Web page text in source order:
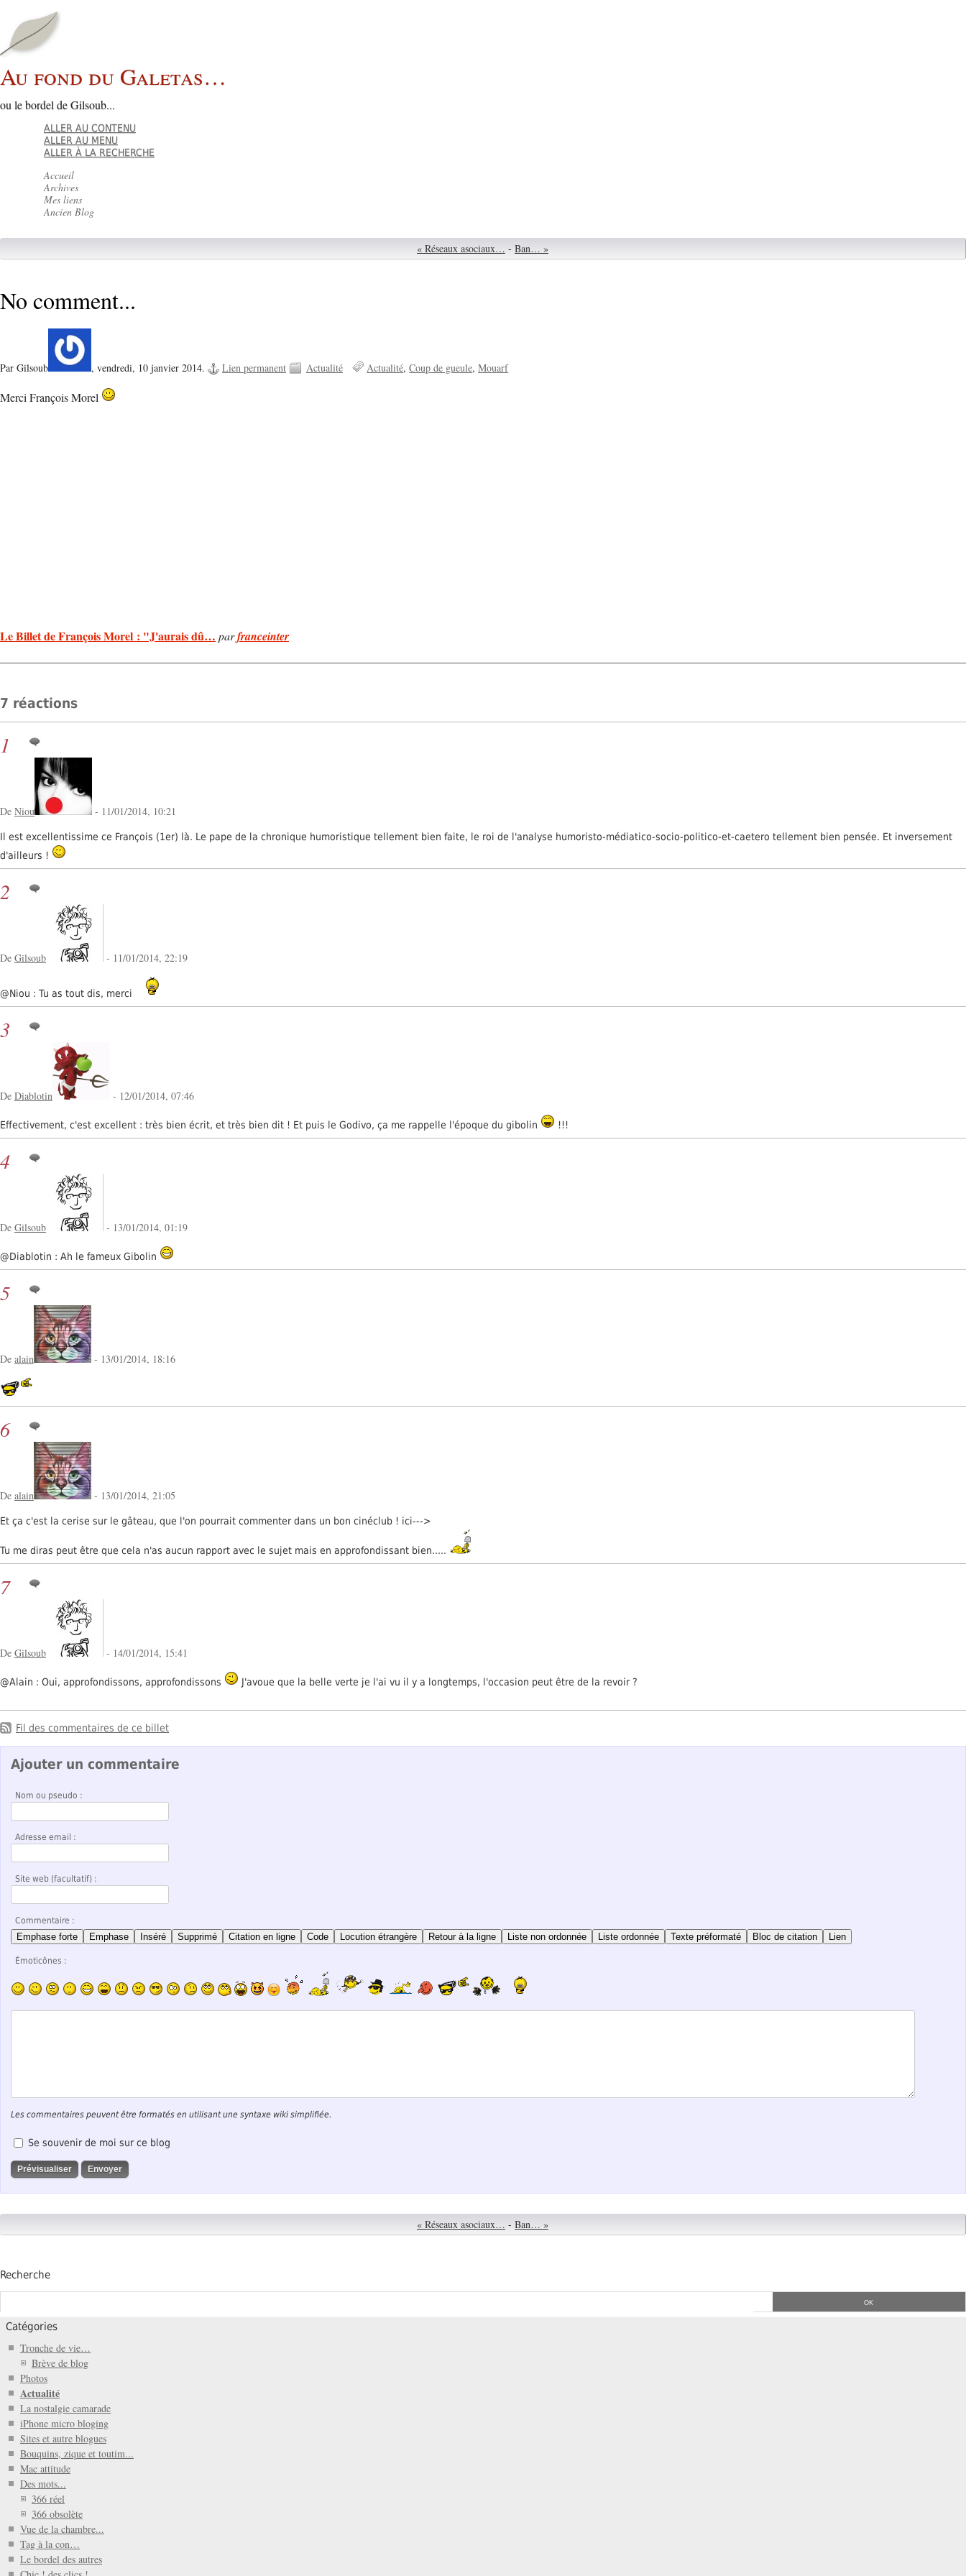
Au fond du Galetas…
ou le bordel de Gilsoub...
ALLER AU CONTENU
ALLER AU MENU
ALLER À LA RECHERCHE
Accueil
Archives
Mes liens
Ancien Blog
« Réseaux asociaux… - Ban… »
No comment...
Par Gilsoub , vendredi, 10 janvier 2014. Lien permanent Actualité Actualité Coup de gueule Mouarf
Merci François Morel
Le Billet de François Morel : "J'aurais dû… parfranceinter
7 réactions
1
De Niou - 11/01/2014, 10:21
Il est excellentissime ce François (1er) là. Le pape de la chronique humoristique tellement bien faite, le roi de l'analyse humoristo-médiatico-socio-politico-et-caetero tellement bien pensée. Et inversement
d'ailleurs !
2
De Gilsoub - 11/01/2014, 22:19
@Niou : Tu as tout dis, merci
3
De Diablotin - 12/01/2014, 07:46
Effectivement, c'est excellent : très bien écrit, et très bien dit ! Et puis le Godivo, ça me rappelle l'époque du gibolin !!!
4
De Gilsoub - 13/01/2014, 01:19
@Diablotin : Ah le fameux Gibolin
5
De alain - 13/01/2014, 18:16
6
De alain - 13/01/2014, 21:05
Et ça c'est la cerise sur le gâteau, que l'on pourrait commenter dans un bon cinéclub ! ici--->
Tu me diras peut être que cela n'as aucun rapport avec le sujet mais en approfondissant bien.....
7
De Gilsoub - 14/01/2014, 15:41
@Alain : Oui, approfondissons, approfondissons J'avoue que la belle verte je l'ai vu il y a longtemps, l'occasion peut être de la revoir ?
Fil des commentaires de ce billet
Ajouter un commentaire
Nom ou pseudo :
Adresse email :
Site web (facultatif) :
Commentaire :
Emphase forte Emphase Inséré Supprimé Citation en ligne Code Locution étrangère Retour à la ligne Liste non ordonnée Liste ordonnée Texte préformaté Bloc de citation Lien
Émoticônes :
Les commentaires peuvent être formatés en utilisant une syntaxe wiki simplifiée.
Se souvenir de moi sur ce blog
« Réseaux asociaux… - Ban… »
Recherche
Catégories
Tronche de vie…
Brève de blog
Photos
Actualité
La nostalgie camarade
iPhone micro bloging
Sites et autre blogues
Bouquins, zique et toutim...
Mac attitude
Des mots...
366 réel
366 obsolète
Vue de la chambre...
Tag à la con…
Le bordel des autres